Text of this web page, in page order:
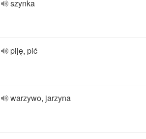
szynka
piję, pić
warzywo, jarzyna